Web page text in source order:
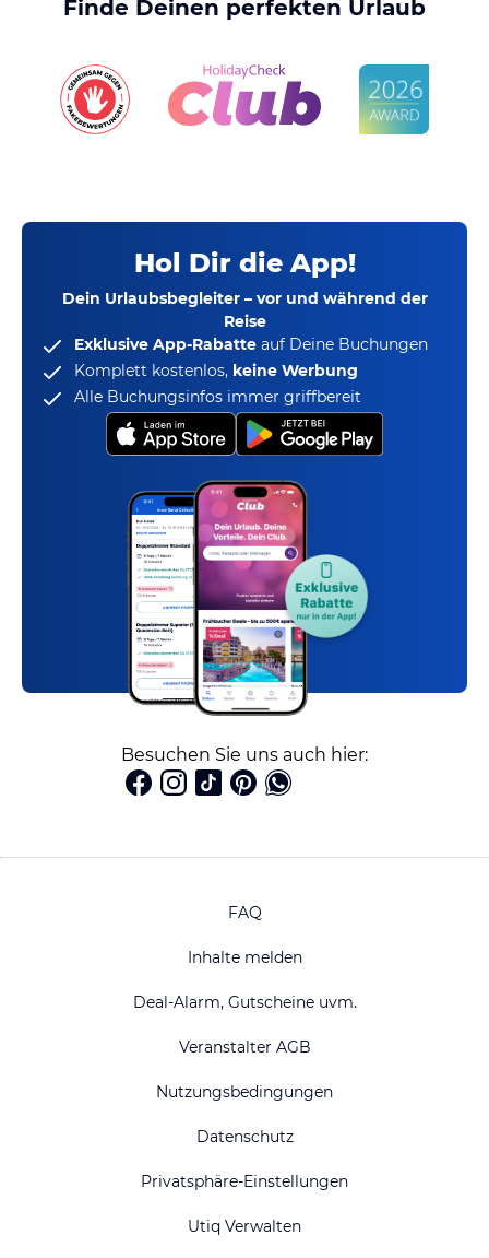
Finde Deinen perfekten Urlaub
Hol Dir die App!
Dein Urlaubsbegleiter – vor und während der
Reise
Exklusive App-Rabatte auf Deine Buchungen
Komplett kostenlos, keine Werbung
Alle Buchungsinfos immer griffbereit
Besuchen Sie uns auch hier:
FAQ
Inhalte melden
Deal-Alarm, Gutscheine uvm.
Veranstalter AGB
Nutzungsbedingungen
Datenschutz
Privatsphäre-Einstellungen
Utiq Verwalten